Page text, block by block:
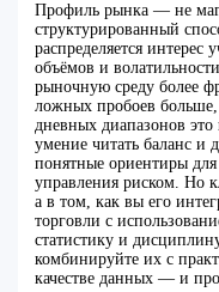
Профиль рынка — не
структурированный
распределяется
объёмов и
рыночную среду более
ложных пробоев больше,
дневных диапазонов это
умение читать баланс и
понятные ориентиры
управления риском. Но
а в том, как вы его
торговли с
статистику и
комбинируйте их с
качестве данных — и